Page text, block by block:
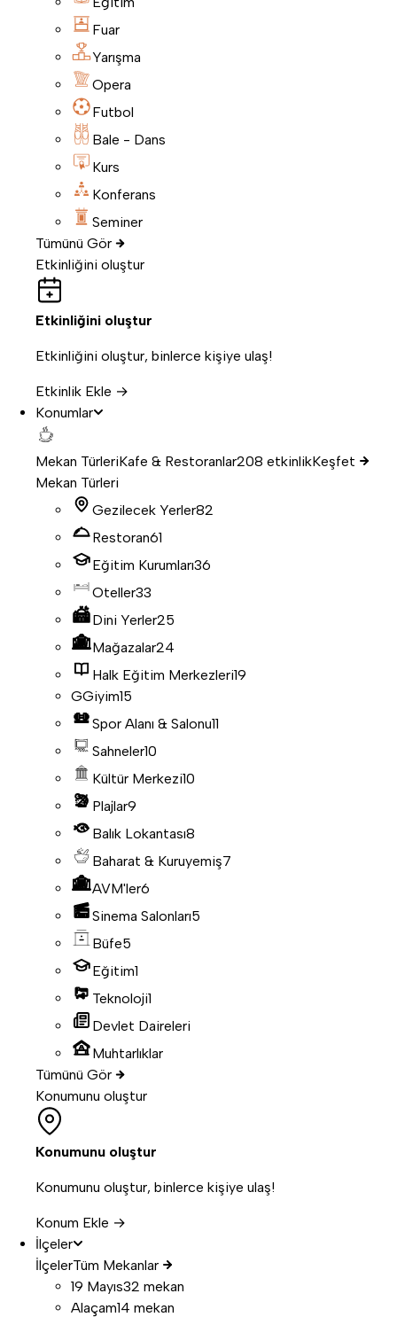
Fuar
Yarışma
Opera
Futbol
Bale - Dans
Kurs
Konferans
Seminer
Tümünü Gör
Etkinliğini oluştur
Etkinliğini oluştur
Etkinliğini oluştur, binlerce kişiye ulaş!
Etkinlik Ekle →
Konumlar
Mekan TürleriKafe & Restoranlar208 etkinlikKeşfet
Mekan Türleri
Gezilecek Yerler82
Restoran61
Eğitim Kurumları36
Oteller33
Dini Yerler25
Mağazalar24
Halk Eğitim Merkezleri19
GGiyim15
Spor Alanı & Salonu11
Sahneler10
Kültür Merkezi10
Plajlar9
Balık Lokantası8
Baharat & Kuruyemiş7
AVM'ler6
Sinema Salonları5
Büfe5
Eğitim1
Teknoloji1
Devlet Daireleri
Muhtarlıklar
Tümünü Gör
Konumunu oluştur
Konumunu oluştur
Konumunu oluştur, binlerce kişiye ulaş!
Konum Ekle →
İlçeler
İlçelerTüm Mekanlar
19 Mayıs32 mekan
Alaçam14 mekan